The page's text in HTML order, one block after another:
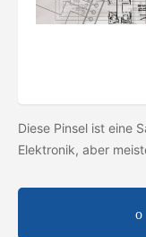
Diese Pinsel ist eine
Elektronik, aber